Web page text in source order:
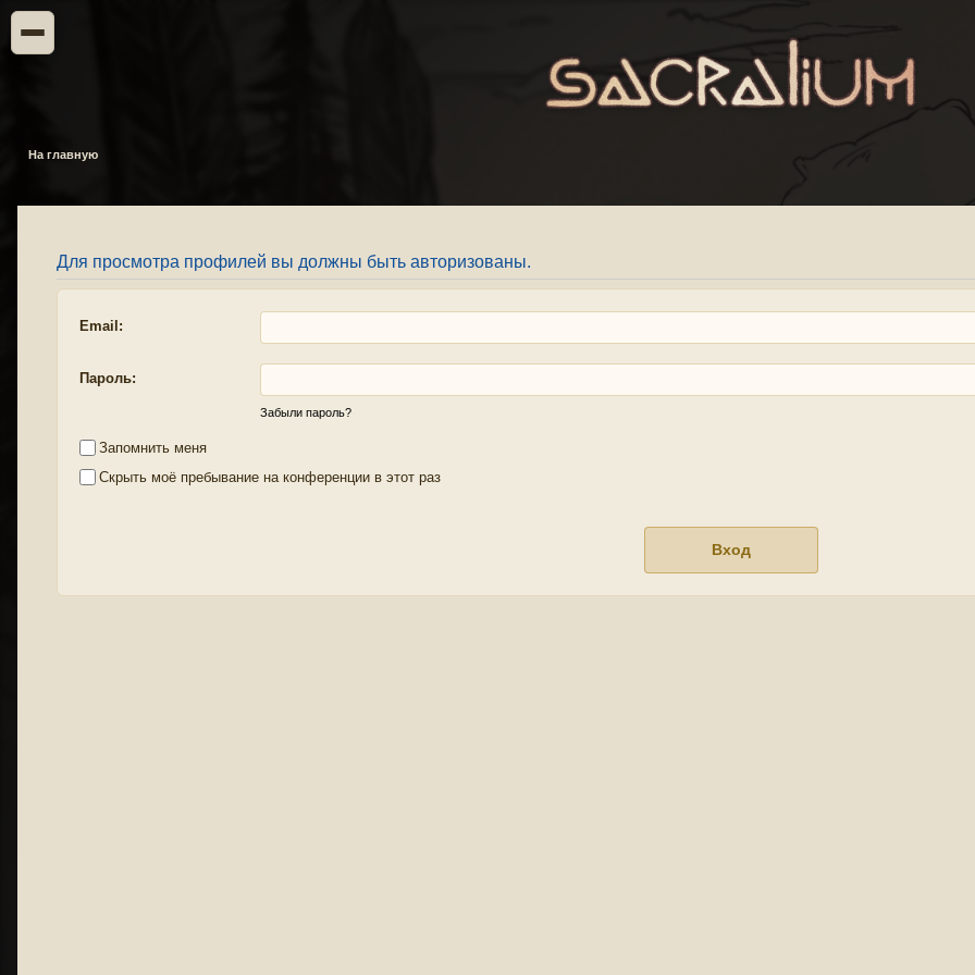
На главную
Для просмотра профилей вы должны быть авторизованы.
Email:
Пароль:
Забыли пароль?
Запомнить меня
Скрыть моё пребывание на конференции в этот раз